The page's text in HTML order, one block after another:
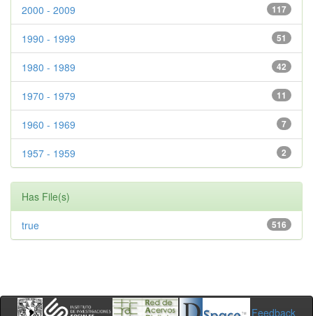
117
2000 - 2009
51
1990 - 1999
42
1980 - 1989
11
1970 - 1979
7
1960 - 1969
2
1957 - 1959
Has File(s)
516
true
Feedback